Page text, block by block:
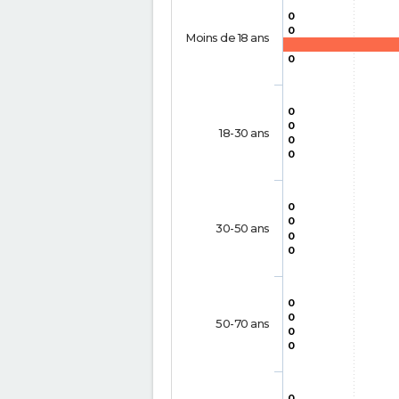
0
0
0
0
0
0
0
0
0
0
0
0
0
0
0
Moins de 18 ans
18-30 ans
30-50 ans
50-70 ans